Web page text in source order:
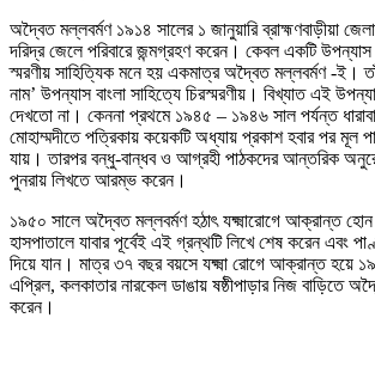
অদ্বৈত মল্লবর্মণ ১৯১৪ সালের ১ জানুয়ারি ব্রাহ্মণবাড়ীয়া
দরিদ্র জেলে পরিবারে জন্মগ্রহণ করেন। কেবল একটি উপন্যাস
স্মরণীয় সাহিত্যিক মনে হয় একমাত্র অদ্বৈত মল্লবর্মণ -ই।
নাম’ উপন্যাস বাংলা সাহিত্যে চিরস্মরণীয়। বিখ্যাত এই
দেখতো না। কেননা প্রথমে ১৯৪৫ – ১৯৪৬ সাল পর্যন্ত
মোহাম্মদীতে পত্রিকায় কয়েকটি অধ্যায় প্রকাশ হবার পর মূল
যায়। তারপর বন্ধু-বান্ধব ও আগ্রহী পাঠকদের আন্তরিক
পুনরায় লিখতে আরম্ভ করেন।
১৯৫০ সালে অদ্বৈত মল্লবর্মণ হঠাৎ যক্ষ্মারোগে আক্রান্ত
হাসপাতালে যাবার পূর্বেই এই গ্রন্থটি লিখে শেষ করেন এবং
দিয়ে যান। মাত্র ৩৭ বছর বয়সে যক্ষ্মা রোগে আক্রান্ত হয়ে
এপ্রিল, কলকাতার নারকেল ডাঙায় ষষ্ঠীপাড়ার নিজ বাড়িতে
করেন।